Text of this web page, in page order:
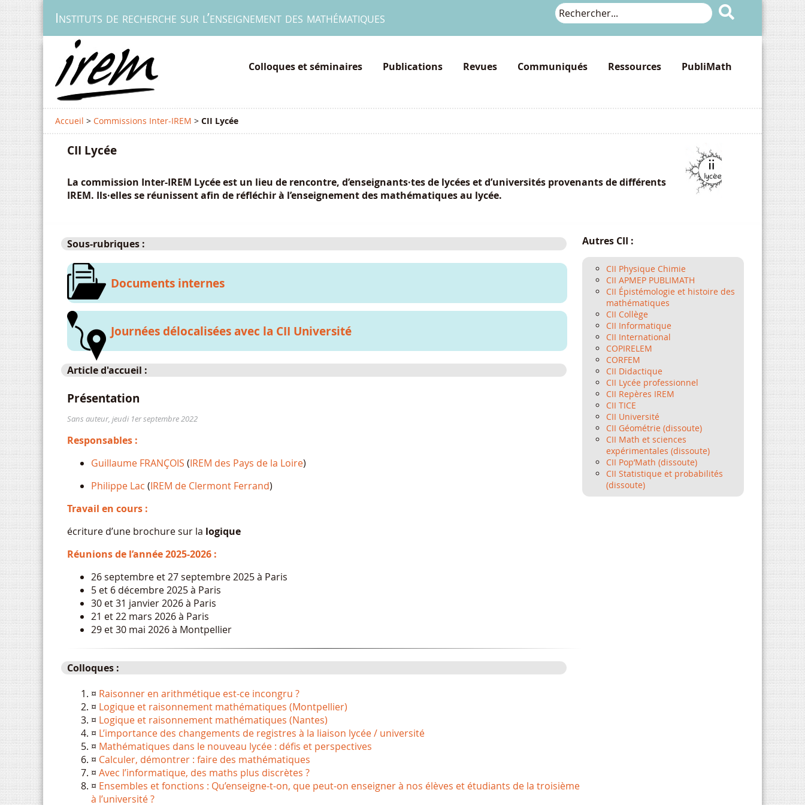
Instituts de recherche sur l’enseignement des mathématiques 
Colloques et séminaires Publications Revues Communiqués Ressources PubliMath
Accueil > Commissions Inter-IREM > CII Lycée
CII Lycée
La commission Inter-IREM Lycée est un lieu de rencontre, d’enseignants·tes de lycées et d’universités provenants de différents
IREM. Ils·elles se réunissent afin de réfléchir à l’enseignement des mathématiques au lycée.
Sous-rubriques :
Documents internes
Journées délocalisées avec la CII Université
Article d'accueil :
Présentation
Sans auteur, jeudi 1er septembre 2022
Responsables :
Guillaume FRANÇOIS (IREM des Pays de la Loire)
Philippe Lac (IREM de Clermont Ferrand)
Travail en cours :
écriture d’une brochure sur la logique
Réunions de l’année 2025-2026 :
26 septembre et 27 septembre 2025 à Paris
5 et 6 décembre 2025 à Paris
30 et 31 janvier 2026 à Paris
21 et 22 mars 2026 à Paris
29 et 30 mai 2026 à Montpellier
Colloques :
Raisonner en arithmétique est-ce incongru ?
Logique et raisonnement mathématiques (Montpellier)
Logique et raisonnement mathématiques (Nantes)
L’importance des changements de registres à la liaison lycée / université
Mathématiques dans le nouveau lycée : défis et perspectives
Calculer, démontrer : faire des mathématiques
Avec l’informatique, des maths plus discrètes ?
Ensembles et fonctions : Qu’enseigne-t-on, que peut-on enseigner à nos élèves et étudiants de la troisième
à l’université ?
Autres CII :
CII Physique Chimie
CII APMEP PUBLIMATH
CII Épistémologie et histoire des
mathématiques
CII Collège
CII Informatique
CII International
COPIRELEM
CORFEM
CII Didactique
CII Lycée professionnel
CII Repères IREM
CII TICE
CII Université
CII Géométrie (dissoute)
CII Math et sciences
expérimentales (dissoute)
CII Pop’Math (dissoute)
CII Statistique et probabilités
(dissoute)